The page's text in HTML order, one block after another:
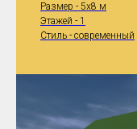
Размер - 5x8 м
Этажей - 1
Стиль - современный